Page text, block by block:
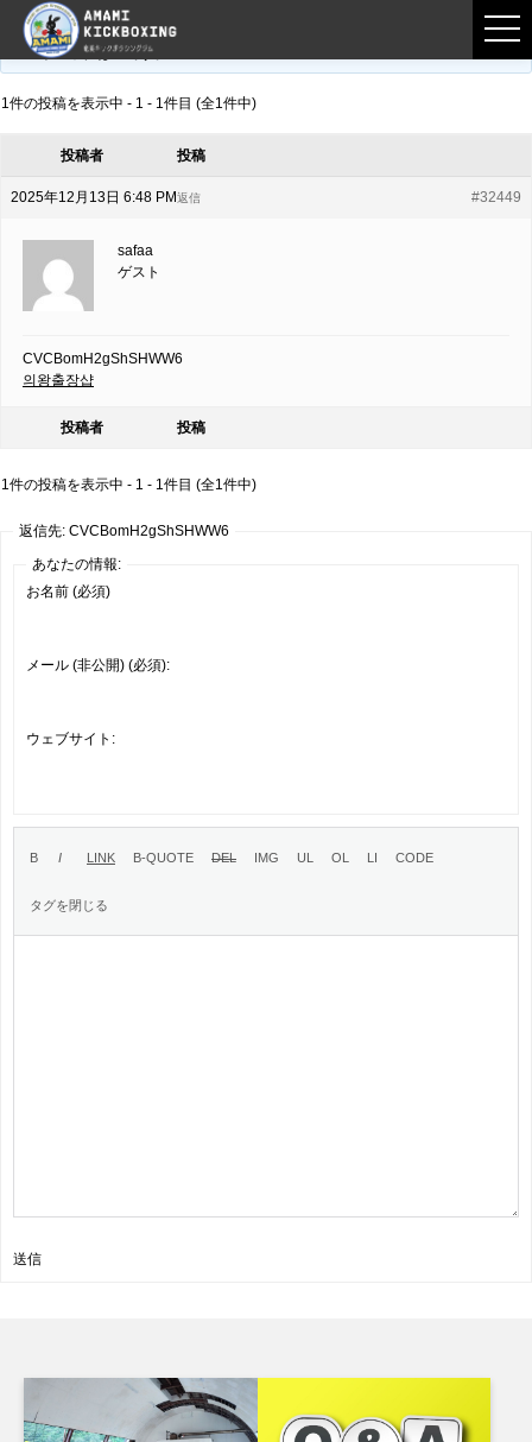
フロントページ › フォーラム
このトピックは空です。
1件の投稿を表示中 - 1 - 1件目 (全1件中)
投稿者 投稿
2025年12月13日 6:48 PM #32449
返信
safaa
ゲスト
CVCBomH2gShSHWW6
의왕출장샵
投稿者 投稿
1件の投稿を表示中 - 1 - 1件目 (全1件中)
返信先: CVCBomH2gShSHWW6
あなたの情報:
お名前 (必須)
メール (非公開) (必須):
ウェブサイト:
送信